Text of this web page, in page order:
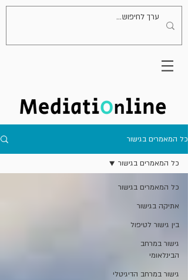
כל המאמרים בגישור
כל המאמרים בגישור
אתיקה בגישור
בין גישור לטיפול
גישור במרחב
הבינלאומי
גישור במרחב הדיגיטלי
כל המאמרים בגישור